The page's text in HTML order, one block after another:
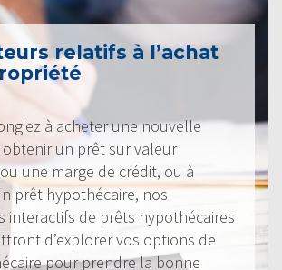
relatifs à l’achat
à acheter une nouvelle
un prêt sur valeur
une marge de crédit, ou à
prêt hypothécaire, nos
interactifs de prêts hypothécaires
d’explorer vos options de
pour prendre la bonne